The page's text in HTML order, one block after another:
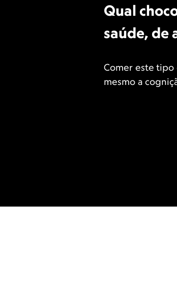
Qual
saúde, de
Comer este
mesmo a